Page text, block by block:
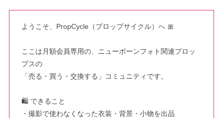
ようこそ、PropCycle（プロップサイクル）へ 🎀
ここは月額会員専用の、ニューボーンフォト関連プロッ
プスの
「売る・買う・交換する」コミュニティです。
🛍 できること
・撮影で使わなくなった衣装・背景・小物を出品